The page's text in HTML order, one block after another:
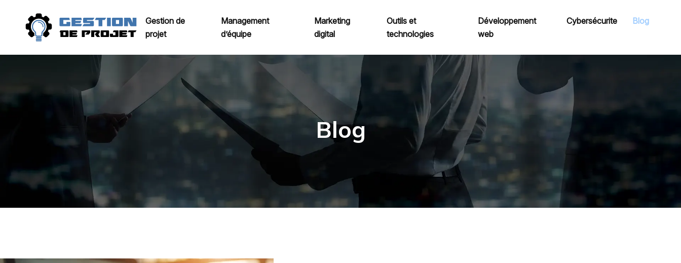
Gestion de
projet
Management
d’équipe
Marketing
digital
Outils et
technologies
Développement
web
Cybersécurite Blog
Blog